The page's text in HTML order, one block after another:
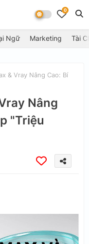
0
Ngữ Marketing Tài
& Vray Nâng Cao: Bí
Nâng
"Triệu